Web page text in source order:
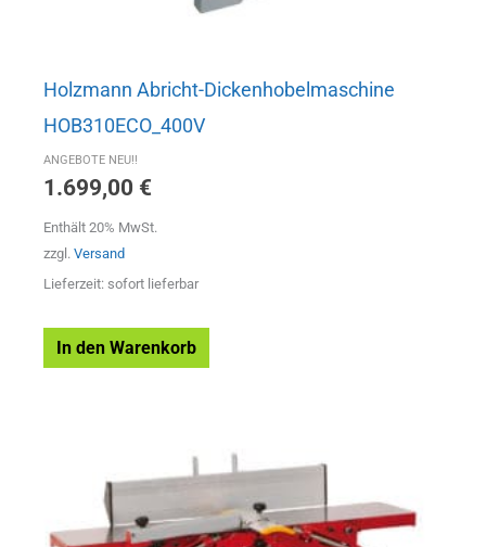
Holzmann Abricht-Dickenhobelmaschine
HOB310ECO_400V
ANGEBOTE NEU!!
1.699,00 €
Enthält 20% MwSt.
zzgl. Versand
Lieferzeit: sofort lieferbar
In den Warenkorb